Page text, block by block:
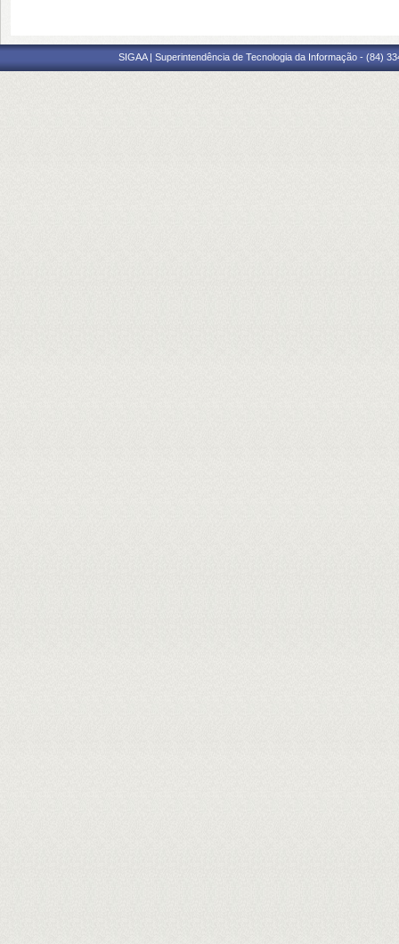
SIGAA | Superintendência de Tecnologia da Informação - (84)